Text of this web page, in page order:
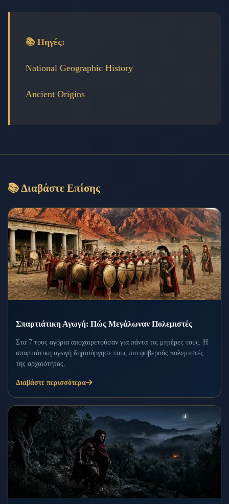
📚 Πηγές:
National Geographic History
Ancient Origins
📚 Διαβάστε Επίσης
Σπαρτιάτικη Αγωγή: Πώς Μεγάλωναν Πολεμιστές
Στα 7 τους αγόρια αποχαιρετούσαν για πάντα τις μητέρες τους. Η
σπαρτιάτικη αγωγή δημιούργησε τους πιο φοβερούς πολεμιστές
της αρχαιότητας.
Διαβάστε περισσότερα